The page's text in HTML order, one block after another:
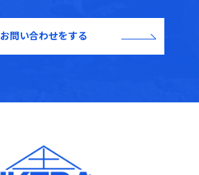
お問い合わせをする